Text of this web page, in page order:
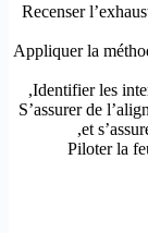
-Recenser
-Appliquer la
-S’assurer de
et
-Piloter la